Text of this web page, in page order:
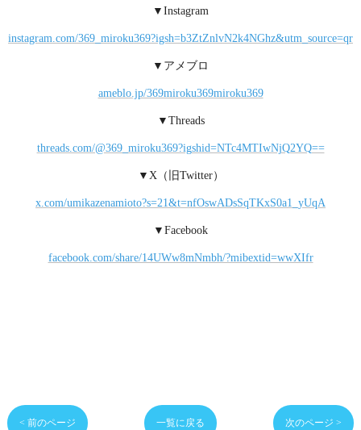
▼Instagram
instagram.com/369_miroku369?igsh=b3ZtZnlvN2k4NGhz&utm_source=qr
▼アメブロ
ameblo.jp/369miroku369miroku369
▼Threads
threads.com/@369_miroku369?igshid=NTc4MTIwNjQ2YQ==
▼X（旧Twitter）
x.com/umikazenamioto?s=21&t=nfOswADsSqTKxS0a1_yUqA
▼Facebook
facebook.com/share/14UWw8mNmbh/?mibextid=wwXIfr
< 前のページ 一覧に戻る 次のページ >